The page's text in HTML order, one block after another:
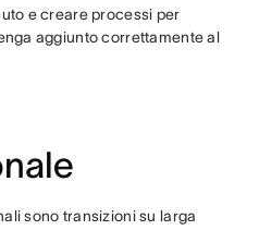
e creare processi per
aggiunto correttamente al
sono transizioni su larga